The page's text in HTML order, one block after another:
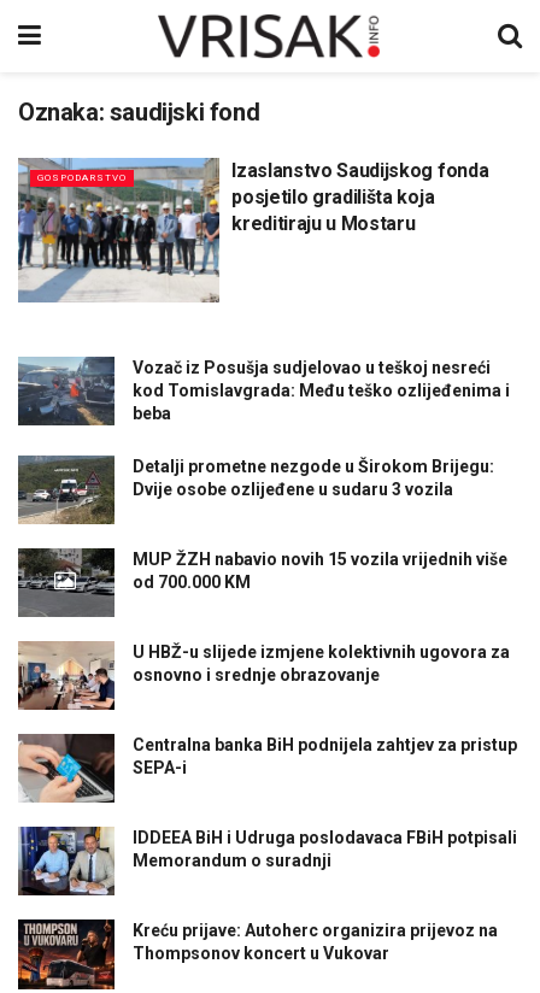
Oznaka: saudijski fond
GOSPODARSTVO
Izaslanstvo Saudijskog fonda
posjetilo gradilišta koja
kreditiraju u Mostaru
Vozač iz Posušja sudjelovao u teškoj nesreći
kod Tomislavgrada: Među teško ozlijeđenima i
beba
Detalji prometne nezgode u Širokom Brijegu:
Dvije osobe ozlijeđene u sudaru 3 vozila
MUP ŽZH nabavio novih 15 vozila vrijednih više
od 700.000 KM
U HBŽ-u slijede izmjene kolektivnih ugovora za
osnovno i srednje obrazovanje
Centralna banka BiH podnijela zahtjev za pristup
SEPA-i
IDDEEA BiH i Udruga poslodavaca FBiH potpisali
Memorandum o suradnji
Kreću prijave: Autoherc organizira prijevoz na
Thompsonov koncert u Vukovar